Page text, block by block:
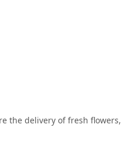
the delivery of fresh flowers,